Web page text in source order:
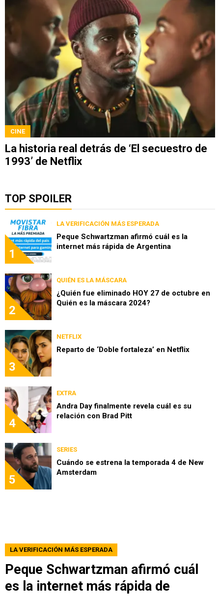
CINE
La historia real detrás de ‘El secuestro de
1993’ de Netflix
TOP SPOILER
1
LA VERIFICACIÓN MÁS ESPERADA
Peque Schwartzman afirmó cuál es la
internet más rápida de Argentina
2
QUIÉN ES LA MÁSCARA
¿Quién fue eliminado HOY 27 de octubre en
Quién es la máscara 2024?
3
NETFLIX
Reparto de ‘Doble fortaleza’ en Netflix
4
EXTRA
Andra Day finalmente revela cuál es su
relación con Brad Pitt
5
SERIES
Cuándo se estrena la temporada 4 de New
Amsterdam
LA VERIFICACIÓN MÁS ESPERADA
Peque Schwartzman afirmó cuál
es la internet más rápida de